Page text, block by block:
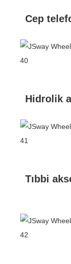
Cep
Hidrolik
Tıbbi